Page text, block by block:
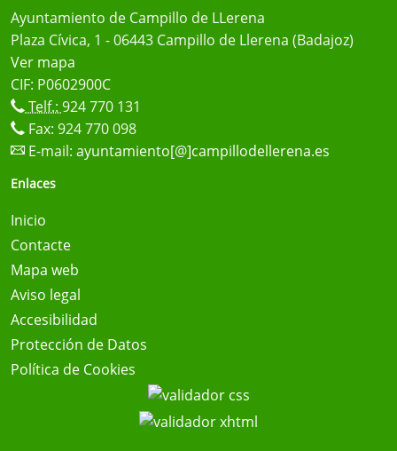
Ayuntamiento de Campillo de LLerena
Plaza Cívica, 1 - 06443 Campillo de Llerena (Badajoz)
Ver mapa
CIF: P0602900C
Telf.: 924 770 131
Fax: 924 770 098
E-mail: ayuntamiento[@]campillodellerena.es
Enlaces
Inicio
Contacte
Mapa web
Aviso legal
Accesibilidad
Protección de Datos
Política de Cookies